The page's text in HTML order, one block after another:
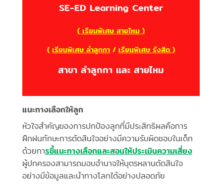
SE-ED Learning Center
( เรียนพิเศษ สายไหม )
( เรียนพิเศษ ลำลูกกา / เรียนพิเศษ รังสิต )
สาขา ลำลูกกา และ สายไหม
แนะทางเลือกให้ลูก
หัวใจสำคัญของการปกป้องลูกที่มีประสิทธิผลคือการ
ฝึกฝนทักษะการตัดสินใจอย่างมีความรับผิดชอบในเด็ก
ด้วยการชี้แนะทางเลือกและสอนให้ประเมินความเสี่ยง
ผู้ปกครองสามารถมอบอำนาจให้บุตรหลานตัดสินใจ
อย่างมีข้อมูลและนำทางโลกได้อย่างปลอดภัย